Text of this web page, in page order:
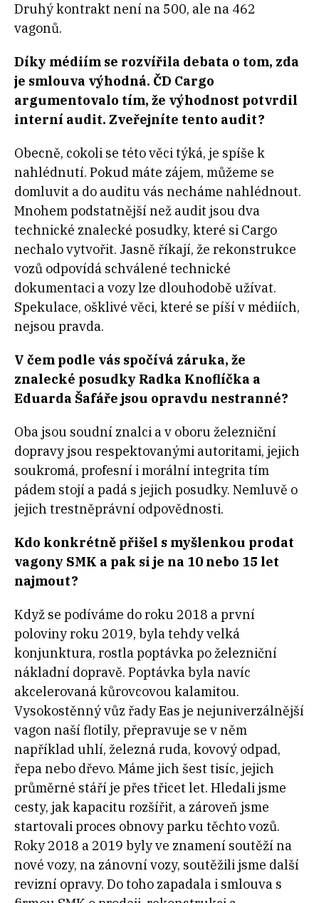
Druhý kontrakt není na 500, ale na 462
vagonů.
Díky médiím se rozvířila debata o tom, zda
je smlouva výhodná. ČD Cargo
argumentovalo tím, že výhodnost potvrdil
interní audit. Zveřejníte tento audit?
Obecně, cokoli se této věci týká, je spíše k
nahlédnutí. Pokud máte zájem, můžeme se
domluvit a do auditu vás necháme nahlédnout.
Mnohem podstatnější než audit jsou dva
technické znalecké posudky, které si Cargo
nechalo vytvořit. Jasně říkají, že rekonstrukce
vozů odpovídá schválené technické
dokumentaci a vozy lze dlouhodobě užívat.
Spekulace, ošklivé věci, které se píší v médiích,
nejsou pravda.
V čem podle vás spočívá záruka, že
znalecké posudky Radka Knoflíčka a
Eduarda Šafáře jsou opravdu nestranné?
Oba jsou soudní znalci a v oboru železniční
dopravy jsou respektovanými autoritami, jejich
soukromá, profesní i morální integrita tím
pádem stojí a padá s jejich posudky. Nemluvě o
jejich trestněprávní odpovědnosti.
Kdo konkrétně přišel s myšlenkou prodat
vagony SMK a pak si je na 10 nebo 15 let
najmout?
Když se podíváme do roku 2018 a první
poloviny roku 2019, byla tehdy velká
konjunktura, rostla poptávka po železniční
nákladní dopravě. Poptávka byla navíc
akcelerovaná kůrovcovou kalamitou.
Vysokostěnný vůz řady Eas je nejuniverzálnější
vagon naší flotily, přepravuje se v něm
například uhlí, železná ruda, kovový odpad,
řepa nebo dřevo. Máme jich šest tisíc, jejich
průměrné stáří je přes třicet let. Hledali jsme
cesty, jak kapacitu rozšířit, a zároveň jsme
startovali proces obnovy parku těchto vozů.
Roky 2018 a 2019 byly ve znamení soutěží na
nové vozy, na zánovní vozy, soutěžili jsme další
revizní opravy. Do toho zapadala i smlouva s